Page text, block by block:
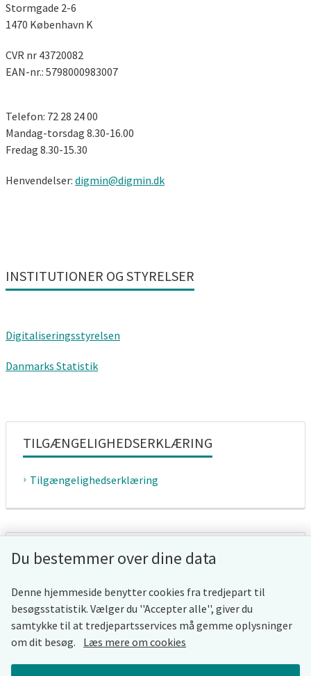
Stormgade 2-6
1470 København K
CVR nr 43720082
EAN-nr.: 5798000983007
Telefon: 72 28 24 00
Mandag-torsdag 8.30-16.00
Fredag ​​8.30-15.30
Henvendelser: digmin@digmin.dk
INSTITUTIONER OG STYRELSER
Digitaliseringsstyrelsen
Danmarks Statistik
TILGÆNGELIGHEDSERKLÆRING
Tilgængelighedserklæring
WHISTLEBLOWERORDNING
Whistleblowerordning
COOKIES
Du bestemmer over dine data
Denne hjemmeside benytter cookies fra tredjepart til
besøgsstatistik. Vælger du ''Accepter alle'', giver du
samtykke til at tredjepartsservices må gemme oplysninger
om dit besøg.
Læs mere om cookies